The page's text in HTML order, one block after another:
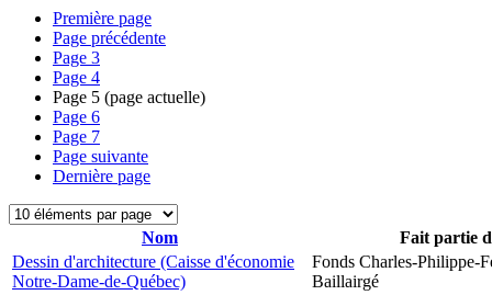
Première page
Page précédente
Page 3
Page 4
Page 5 (page actuelle)
Page 6
Page 7
Page suivante
Dernière page
Nom
Fait partie
Dessin d'architecture (Caisse d'économie
Notre-Dame-de-Québec)
Fonds Charles-Philippe-
Baillairgé